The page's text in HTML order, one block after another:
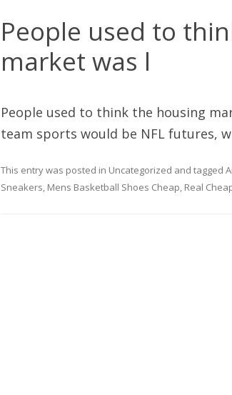
People used to
market was l
People used to think the housing
team sports would be NFL futures,
This entry was posted in Uncategorized and tagged
Sneakers, Mens Basketball Shoes Cheap, Real